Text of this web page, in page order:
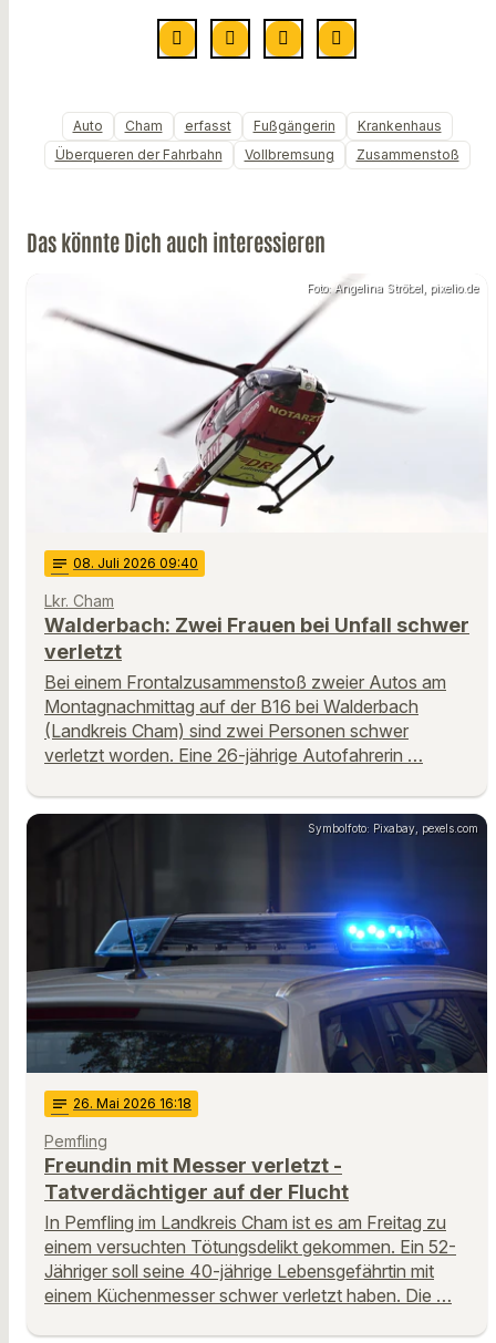
Auto Cham erfasst Fußgängerin
Krankenhaus
Überqueren der Fahrbahn
Vollbremsung Zusammenstoß
Das könnte Dich auch interessieren
Foto: Angelina Ströbel, pixelio.de
notes 08. Juli 2026 09:40
Lkr. Cham
Walderbach: Zwei Frauen bei Unfall schwer
verletzt
Bei einem Frontalzusammenstoß zweier Autos am
Montagnachmittag auf der B16 bei Walderbach
(Landkreis Cham) sind zwei Personen schwer
verletzt worden. Eine 26-jährige Autofahrerin …
Symbolfoto: Pixabay, pexels.com
notes 26. Mai 2026 16:18
Pemfling
Freundin mit Messer verletzt -
Tatverdächtiger auf der Flucht
In Pemfling im Landkreis Cham ist es am Freitag zu
einem versuchten Tötungsdelikt gekommen. Ein 52-
Jähriger soll seine 40-jährige Lebensgefährtin mit
einem Küchenmesser schwer verletzt haben. Die …